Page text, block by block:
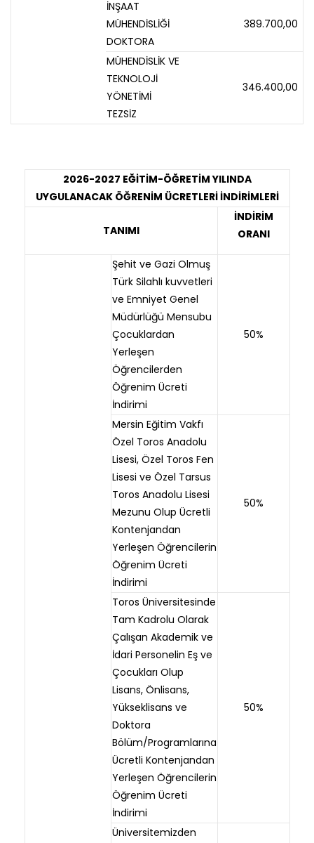
İNŞAAT
MÜHENDİSLİĞİ
DOKTORA
389.700,00
MÜHENDİSLİK VE
TEKNOLOJİ
YÖNETİMİ
TEZSİZ
346.400,00
2026-2027 EĞİTİM-ÖĞRETİM YILINDA
UYGULANACAK ÖĞRENİM ÜCRETLERİ İNDİRİMLERİ
TANIMI
İNDİRİM
ORANI
Şehit ve Gazi Olmuş
Türk Silahlı kuvvetleri
ve Emniyet Genel
Müdürlüğü Mensubu
Çocuklardan
Yerleşen
Öğrencilerden
Öğrenim Ücreti
İndirimi
50%
Mersin Eğitim Vakfı
Özel Toros Anadolu
Lisesi, Özel Toros Fen
Lisesi ve Özel Tarsus
Toros Anadolu Lisesi
Mezunu Olup Ücretli
Kontenjandan
Yerleşen Öğrencilerin
Öğrenim Ücreti
İndirimi
50%
Toros Üniversitesinde
Tam Kadrolu Olarak
Çalışan Akademik ve
İdari Personelin Eş ve
Çocukları Olup
Lisans, Önlisans,
Yükseklisans ve
Doktora
Bölüm/Programlarına
Ücretli Kontenjandan
Yerleşen Öğrencilerin
Öğrenim Ücreti
İndirimi
50%
Üniversitemizden